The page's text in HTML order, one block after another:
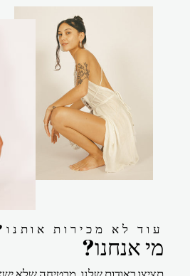
?עוד לא מכירות אותנו
?מי אנחנו